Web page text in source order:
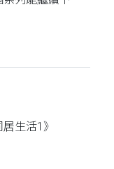
生活1》